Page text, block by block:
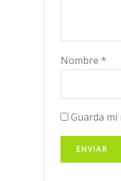
Nombre *
Guarda